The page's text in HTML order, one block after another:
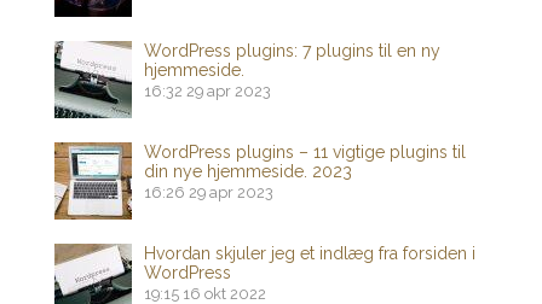
WordPress plugins: 7 plugins til en ny
hjemmeside.
16:32 29 apr 2023
WordPress plugins – 11 vigtige plugins til
din nye hjemmeside. 2023
16:26 29 apr 2023
Hvordan skjuler jeg et indlæg fra forsiden i
WordPress
19:15 16 okt 2022